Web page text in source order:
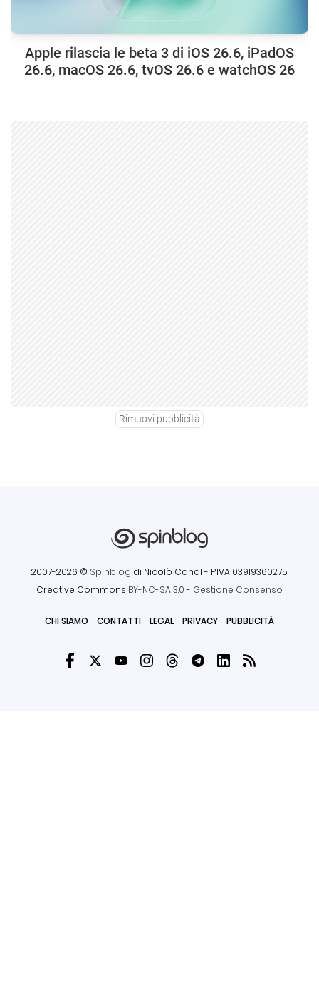
Apple rilascia le beta 3 di iOS 26.6, iPadOS
26.6, macOS 26.6, tvOS 26.6 e watchOS 26
Rimuovi pubblicità
2007-2026 © Spinblog di Nicolò Canal - P.IVA 03919360275
Creative Commons BY-NC-SA 3.0- Gestione Consenso
CHI SIAMO CONTATTI LEGAL PRIVACY PUBBLICITÀ